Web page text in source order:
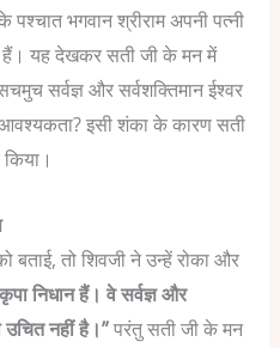
पश्चात भगवान श्रीराम अपनी पत्नी
यह देखकर सती जी के मन में
सर्वज्ञ और सर्वशक्तिमान ईश्वर
इसी शंका के कारण सती
बताई, तो शिवजी ने उन्हें रोका और
निधान हैं। वे सर्वज्ञ और
उचित नहीं है।”परंतु सती जी के मन